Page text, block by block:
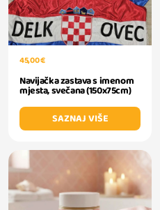
45,00 €
Navijačka zastava s imenom
mjesta, svečana (150x75cm)
SAZNAJ VIŠE